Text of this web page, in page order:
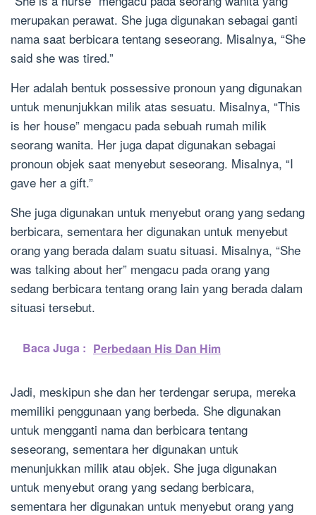
merupakan perawat. She juga digunakan sebagai ganti
nama saat berbicara tentang seseorang. Misalnya, “She
said she was tired.”
Her adalah bentuk possessive pronoun yang digunakan
untuk menunjukkan milik atas sesuatu. Misalnya, “This
is her house” mengacu pada sebuah rumah milik
seorang wanita. Her juga dapat digunakan sebagai
pronoun objek saat menyebut seseorang. Misalnya, “I
gave her a gift.”
She juga digunakan untuk menyebut orang yang sedang
berbicara, sementara her digunakan untuk menyebut
orang yang berada dalam suatu situasi. Misalnya, “She
was talking about her” mengacu pada orang yang
sedang berbicara tentang orang lain yang berada dalam
situasi tersebut.
Baca Juga : Perbedaan His Dan Him
Jadi, meskipun she dan her terdengar serupa, mereka
memiliki penggunaan yang berbeda. She digunakan
untuk mengganti nama dan berbicara tentang
seseorang, sementara her digunakan untuk
menunjukkan milik atau objek. She juga digunakan
untuk menyebut orang yang sedang berbicara,
sementara her digunakan untuk menyebut orang yang